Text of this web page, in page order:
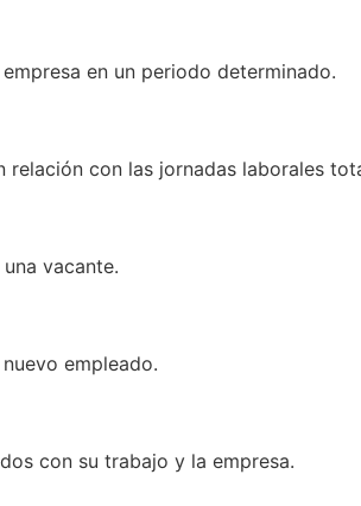
en un periodo determinado.
con las jornadas laborales
vacante.
empleado.
con su trabajo y la empresa.